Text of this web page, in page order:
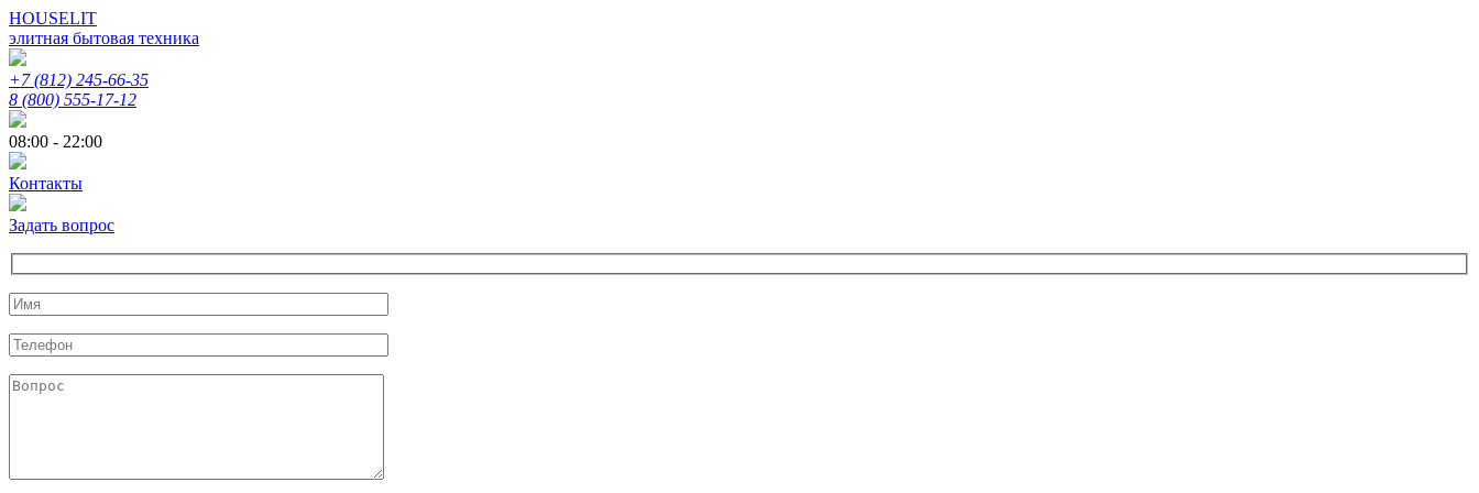
HOUSELIT
элитная бытовая техника
+7 (812) 245-66-35
8 (800) 555-17-12
08:00 - 22:00
Контакты
Задать вопрос